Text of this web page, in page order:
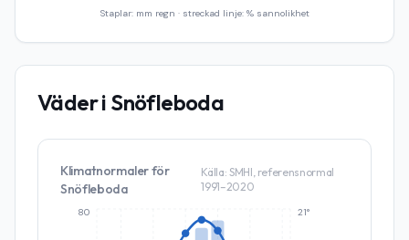
Staplar: mm regn · streckad linje: % sannolikhet
Väder i Snöfleboda
Klimatnormaler för
Snöfleboda
Källa: SMHI, referensnormal
1991–2020
80 21°